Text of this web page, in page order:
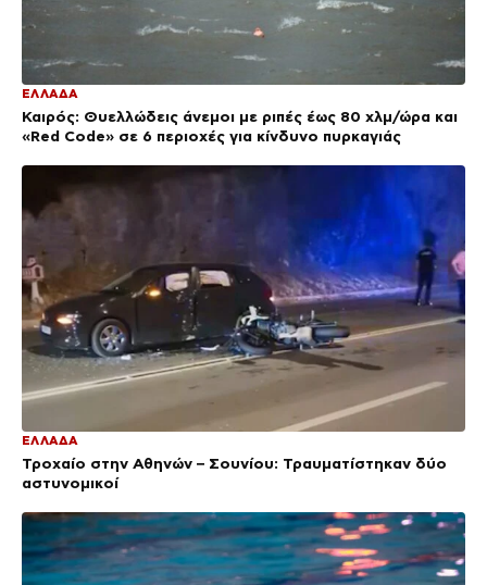
ΕΛΛΑΔΑ
Καιρός: Θυελλώδεις άνεμοι με ριπές έως 80 χλμ/ώρα και
«Red Code» σε 6 περιοχές για κίνδυνο πυρκαγιάς
ΕΛΛΑΔΑ
Τροχαίο στην Αθηνών – Σουνίου: Τραυματίστηκαν δύο
αστυνομικοί